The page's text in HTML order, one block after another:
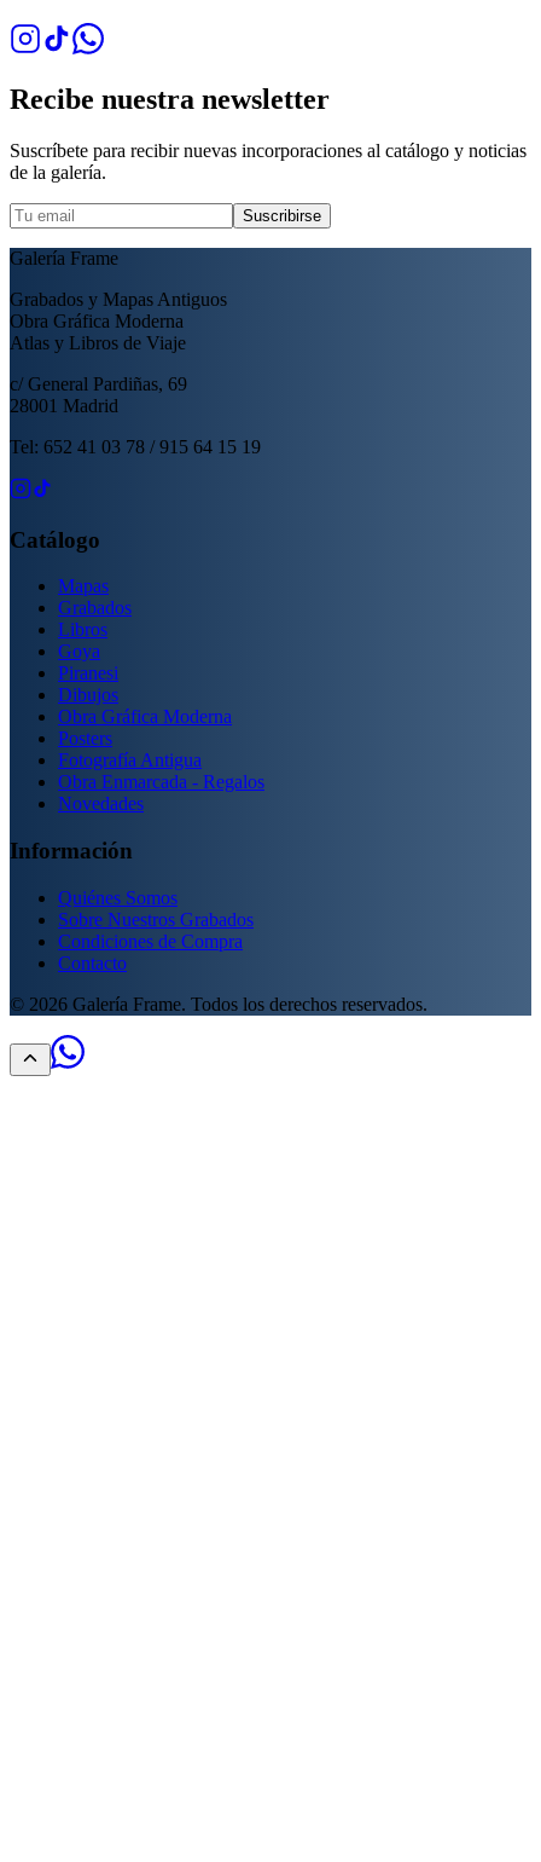
Recibe nuestra newsletter
Suscríbete para recibir nuevas incorporaciones al catálogo y noticias
de la galería.
Suscribirse
Galería Frame
Grabados y Mapas Antiguos
Obra Gráfica Moderna
Atlas y Libros de Viaje
c/ General Pardiñas, 69
28001 Madrid
Tel: 652 41 03 78 / 915 64 15 19
Catálogo
Mapas
Grabados
Libros
Goya
Piranesi
Dibujos
Obra Gráfica Moderna
Posters
Fotografía Antigua
Obra Enmarcada - Regalos
Novedades
Información
Quiénes Somos
Sobre Nuestros Grabados
Condiciones de Compra
Contacto
© 2026 Galería Frame. Todos los derechos reservados.